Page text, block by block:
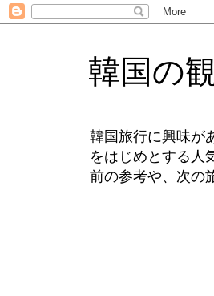
韓国の
韓国旅行に興味が
をはじめとする人
前の参考や、次の